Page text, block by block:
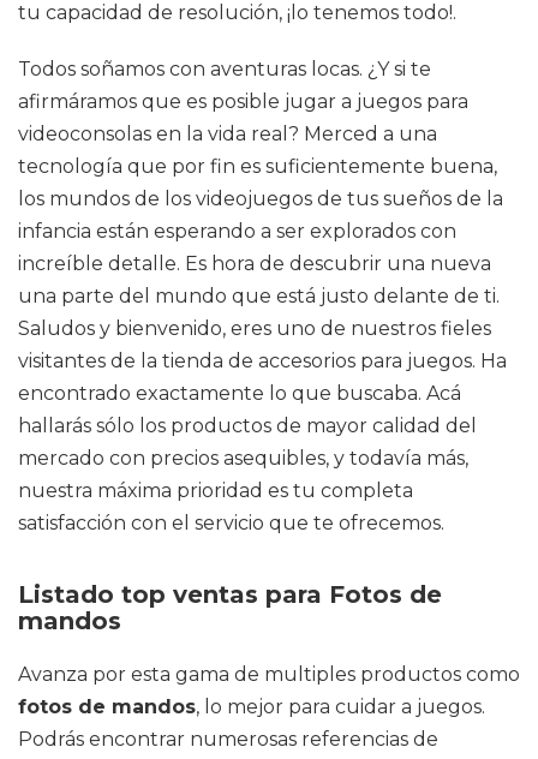
tu capacidad de resolución, ¡lo tenemos todo!.
Todos soñamos con aventuras locas. ¿Y si te
afirmáramos que es posible jugar a juegos para
videoconsolas en la vida real? Merced a una
tecnología que por fin es suficientemente buena,
los mundos de los videojuegos de tus sueños de la
infancia están esperando a ser explorados con
increíble detalle. Es hora de descubrir una nueva
una parte del mundo que está justo delante de ti.
Saludos y bienvenido, eres uno de nuestros fieles
visitantes de la tienda de accesorios para juegos. Ha
encontrado exactamente lo que buscaba. Acá
hallarás sólo los productos de mayor calidad del
mercado con precios asequibles, y todavía más,
nuestra máxima prioridad es tu completa
satisfacción con el servicio que te ofrecemos.
Listado top ventas para Fotos de
mandos
Avanza por esta gama de multiples productos como
fotos de mandos, lo mejor para cuidar a juegos.
Podrás encontrar numerosas referencias de